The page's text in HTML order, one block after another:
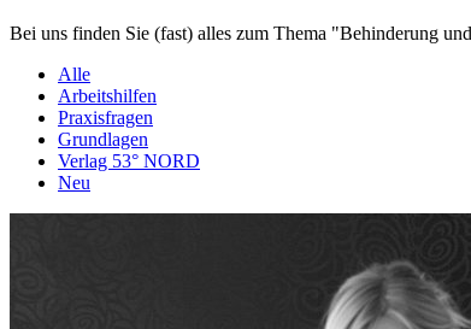
Bei uns finden Sie (fast) alles zum Thema "Behinderung
Alle
Arbeitshilfen
Praxisfragen
Grundlagen
Verlag 53° NORD
Neu